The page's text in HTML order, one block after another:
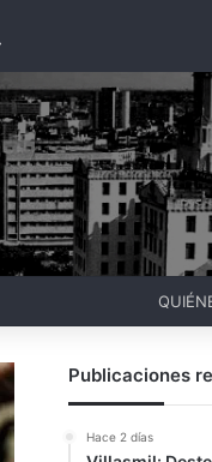
Publicaciones
Hace 2 días